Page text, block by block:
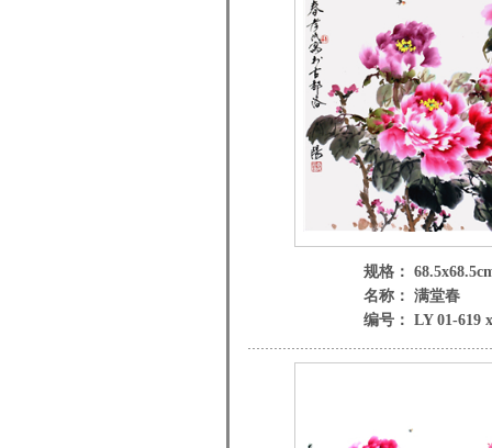
规格：
名称： 满堂春
编号： LY 01-619 x